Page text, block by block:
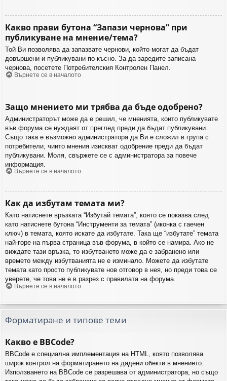
Какво прави бутона “Запази чернова” при
публикуване на мнение/тема?
Той Ви позволява да запазвате чернови, който могат да бъдат
довършени и публикувани по-късно. За да заредите записана
чернова, посетете Потребителския Контролен Панел.
Върнете се в началото
Защо мнението ми трябва да бъде одобрено?
Администраторът може да е решил, че мненията, които публикувате
във форума се нуждаят от преглед преди да бъдат публикувани.
Също така е възможно администратора да Ви е сложил в група с
потребители, чиито мнения изискват одобрение преди да бъдат
публикувани. Моля, свържете се с администратора за повече
информация.
Върнете се в началото
Как да избутам темата ми?
Като натиснете връзката “Избутай темата”, която се показва след
като натиснете бутона “Инструменти за темата” (иконка с гаечен
ключ) в темата, която искате да избутате. Така ще “избутате” темата
най-горе на първа страница във форума, в който се намира. Ако не
виждате тази връзка, то избутването може да е забранено или
времето между избутванията не е изминало. Можете да избутате
темата като просто публикувате нов отговор в нея, но преди това се
уверете, че това не е в разрез с правилата на форума.
Върнете се в началото
Форматиране и типове теми
Какво е BBCode?
BBCode е специална имплементация на HTML, която позволява
широк контрол на форматирането на дадени обекти в мнението.
Използването на BBCode се разрешава от администратора, но също